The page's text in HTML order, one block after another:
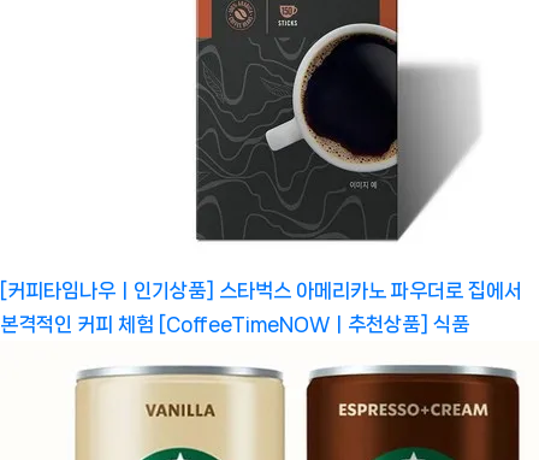
[커피타임나우ㅣ인기상품] 스타벅스 아메리카노 파우더로 집에서
본격적인 커피 체험 [CoffeeTimeNOWㅣ추천상품]
식품